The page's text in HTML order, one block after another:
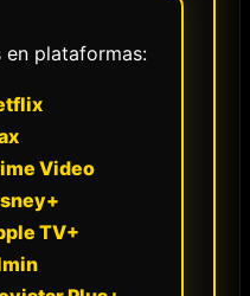
en plataformas:
Video
TV+